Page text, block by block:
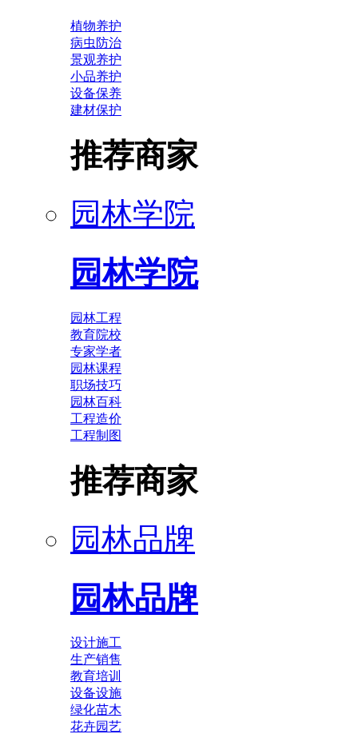
植物养护
病虫防治
景观养护
小品养护
设备保养
建材保护
推荐商家
园林学院
园林学院
园林工程
教育院校
专家学者
园林课程
职场技巧
园林百科
工程造价
工程制图
推荐商家
园林品牌
园林品牌
设计施工
生产销售
教育培训
设备设施
绿化苗木
花卉园艺